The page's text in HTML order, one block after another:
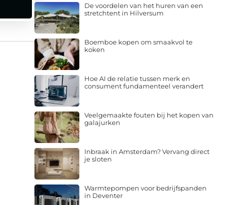
De voordelen van het huren van een
stretchtent in Hilversum
Boemboe kopen om smaakvol te
koken
Hoe AI de relatie tussen merk en
consument fundamenteel verandert
Veelgemaakte fouten bij het kopen van
galajurken
Inbraak in Amsterdam? Vervang direct
je sloten
Warmtepompen voor bedrijfspanden
in Deventer